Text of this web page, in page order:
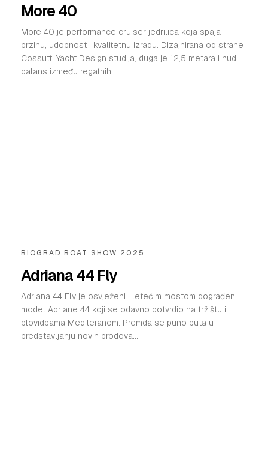
More 40
More 40 je performance cruiser jedrilica koja spaja
brzinu, udobnost i kvalitetnu izradu. Dizajnirana od strane
Cossutti Yacht Design studija, duga je 12,5 metara i nudi
balans između regatnih...
BIOGRAD BOAT SHOW 2025
Adriana 44 Fly
Adriana 44 Fly je osvježeni i letećim mostom dograđeni
model Adriane 44 koji se odavno potvrdio na tržištu i
plovidbama Mediteranom. Premda se puno puta u
predstavljanju novih brodova...